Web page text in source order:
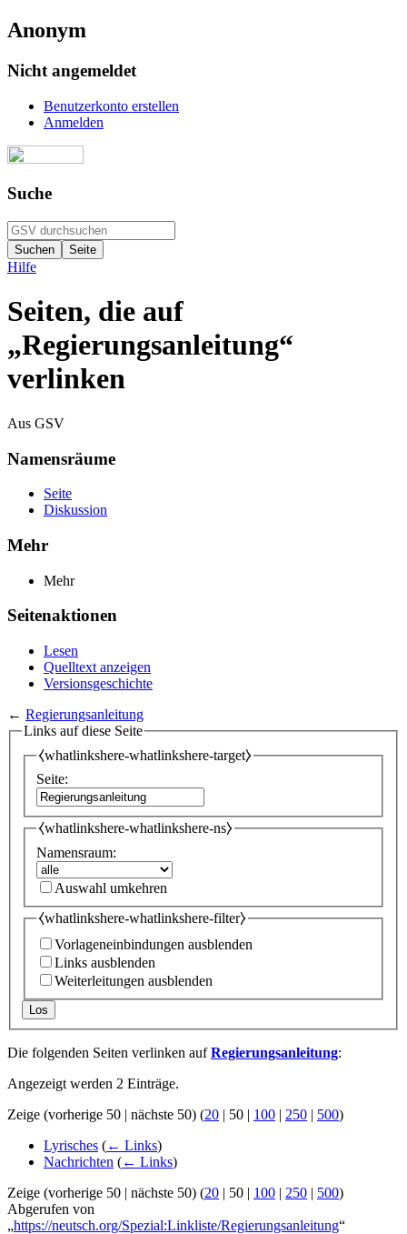
Anonym
Nicht angemeldet
Benutzerkonto erstellen
Anmelden
Suche
Hilfe
Seiten, die auf
„Regierungsanleitung“
verlinken
Aus GSV
Namensräume
Seite
Diskussion
Mehr
Mehr
Seitenaktionen
Lesen
Quelltext anzeigen
Versionsgeschichte
← Regierungsanleitung
Links auf diese Seite
⧼whatlinkshere-whatlinkshere-target⧽
Seite:
⧼whatlinkshere-whatlinkshere-ns⧽
Namensraum:
Auswahl umkehren
⧼whatlinkshere-whatlinkshere-filter⧽
Vorlageneinbindungen ausblenden
Links ausblenden
Weiterleitungen ausblenden
Los
Die folgenden Seiten verlinken aufRegierungsanleitung:
Angezeigt werden 2 Einträge.
Zeige (vorherige 50 | nächste 50) (20 | 50 | 100 | 250 | 500)
Lyrisches (← Links)
Nachrichten (← Links)
Zeige (vorherige 50 | nächste 50) (20 | 50 | 100 | 250 | 500)
Abgerufen von
„https://neutsch.org/Spezial:Linkliste/Regierungsanleitung“